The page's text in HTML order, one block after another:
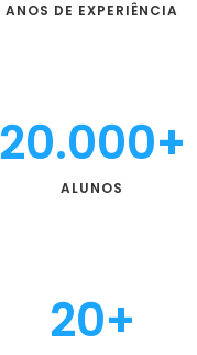
ANOS DE EXPERIÊNCIA
20.000+
ALUNOS
20+